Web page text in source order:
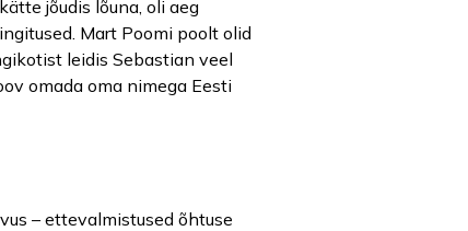
jõudis lõuna, oli aeg
Mart Poomi poolt olid
leidis Sebastian veel
omada oma nimega Eesti
– ettevalmistused õhtuse